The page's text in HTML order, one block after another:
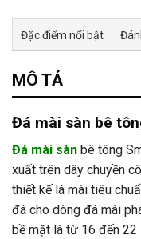
Đặc điểm nổi bật
MÔ TẢ
Đá mài sàn bê
Đá mài sàn bê tông
xuất trên dây chuyền
thiết kế lá mài tiêu
đá cho dòng đá mài
bề mặt là từ 16 đến